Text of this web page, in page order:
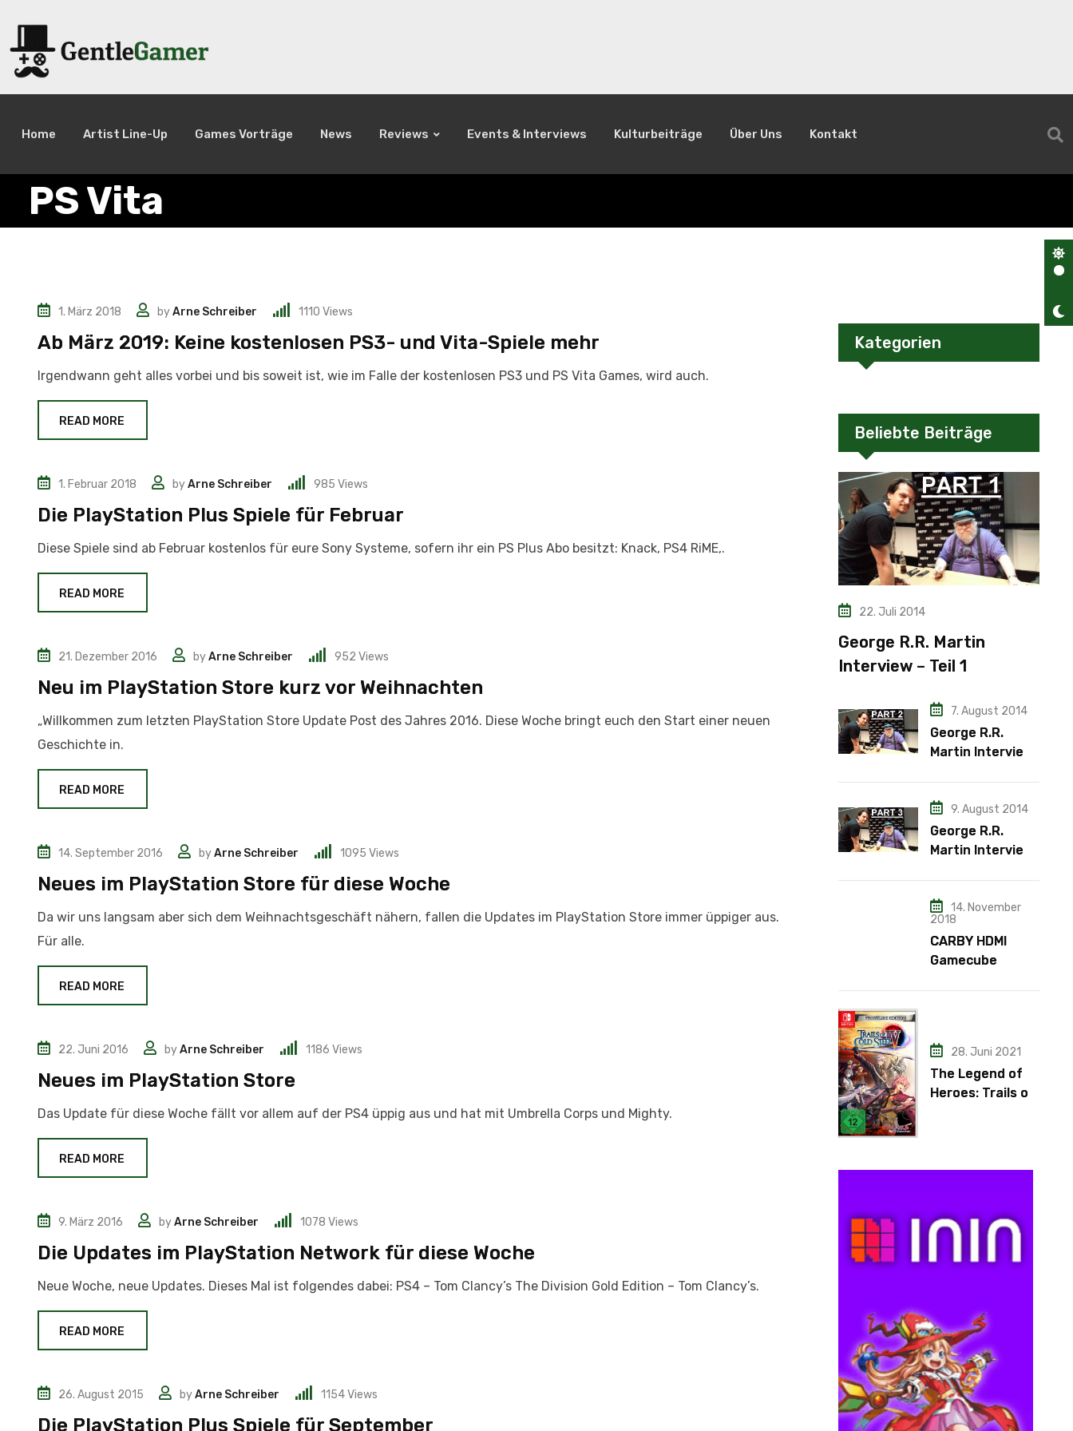
Home Artist Line-Up Games Vorträge News Reviews Events & Interviews Kulturbeiträge Über Uns Kontakt
PS Vita
1. März 2018 byArne Schreiber 1110 Views
Ab März 2019: Keine kostenlosen PS3- und Vita-Spiele mehr
Irgendwann geht alles vorbei und bis soweit ist, wie im Falle der kostenlosen PS3 und PS Vita Games, wird auch.
READ MORE
1. Februar 2018 byArne Schreiber 985 Views
Die PlayStation Plus Spiele für Februar
Diese Spiele sind ab Februar kostenlos für eure Sony Systeme, sofern ihr ein PS Plus Abo besitzt: Knack, PS4 RiME,.
READ MORE
21. Dezember 2016 byArne Schreiber 952 Views
Neu im PlayStation Store kurz vor Weihnachten
„Willkommen zum letzten PlayStation Store Update Post des Jahres 2016. Diese Woche bringt euch den Start einer neuen
Geschichte in.
READ MORE
14. September 2016 byArne Schreiber 1095 Views
Neues im PlayStation Store für diese Woche
Da wir uns langsam aber sich dem Weihnachtsgeschäft nähern, fallen die Updates im PlayStation Store immer üppiger aus.
Für alle.
READ MORE
22. Juni 2016 byArne Schreiber 1186 Views
Neues im PlayStation Store
Das Update für diese Woche fällt vor allem auf der PS4 üppig aus und hat mit Umbrella Corps und Mighty.
READ MORE
9. März 2016 byArne Schreiber 1078 Views
Die Updates im PlayStation Network für diese Woche
Neue Woche, neue Updates. Dieses Mal ist folgendes dabei: PS4 – Tom Clancy’s The Division Gold Edition – Tom Clancy’s.
READ MORE
26. August 2015 byArne Schreiber 1154Views
Die PlayStation Plus Spiele für September
Kategorien
Beliebte Beiträge
22. Juli 2014
George R.R. Martin
Interview – Teil 1
7. August 2014
George R.R.
Martin Interview
9. August 2014
George R.R.
Martin Interview
14. November
2018
CARBY HDMI
Gamecube
28. Juni 2021
The Legend of
Heroes: Trails of